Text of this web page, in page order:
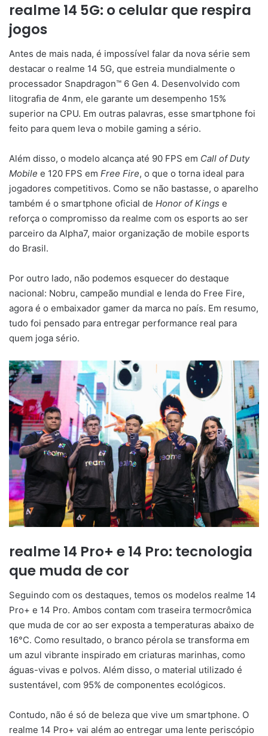
realme 14 5G: o celular que respira
jogos
Antes de mais nada, é impossível falar da nova série sem
destacar o realme 14 5G, que estreia mundialmente o
processador Snapdragon™ 6 Gen 4. Desenvolvido com
litografia de 4nm, ele garante um desempenho 15%
superior na CPU. Em outras palavras, esse smartphone foi
feito para quem leva o mobile gaming a sério.
Além disso, o modelo alcança até 90 FPS em Call of Duty
Mobile e 120 FPS em Free Fire, o que o torna ideal para
jogadores competitivos. Como se não bastasse, o aparelho
também é o smartphone oficial de Honor of Kings e
reforça o compromisso da realme com os esports ao ser
parceiro da Alpha7, maior organização de mobile esports
do Brasil.
Por outro lado, não podemos esquecer do destaque
nacional: Nobru, campeão mundial e lenda do Free Fire,
agora é o embaixador gamer da marca no país. Em resumo,
tudo foi pensado para entregar performance real para
quem joga sério.
realme 14 Pro+ e 14 Pro: tecnologia
que muda de cor
Seguindo com os destaques, temos os modelos realme 14
Pro+ e 14 Pro. Ambos contam com traseira termocrômica
que muda de cor ao ser exposta a temperaturas abaixo de
16°C. Como resultado, o branco pérola se transforma em
um azul vibrante inspirado em criaturas marinhas, como
águas-vivas e polvos. Além disso, o material utilizado é
sustentável, com 95% de componentes ecológicos.
Contudo, não é só de beleza que vive um smartphone. O
realme 14 Pro+ vai além ao entregar uma lente periscópio